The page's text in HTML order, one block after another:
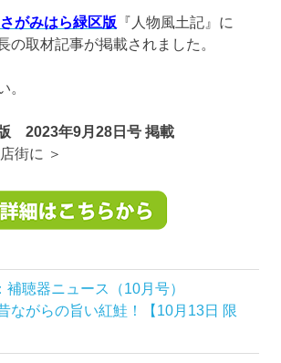
がみはら緑区版 『人物風土記』に
の取材記事が掲載されました。
。
2023年9月28日号 掲載
街に ＞
補聴器ニュース（10月号）
ながらの旨い紅鮭！【10月13日 限